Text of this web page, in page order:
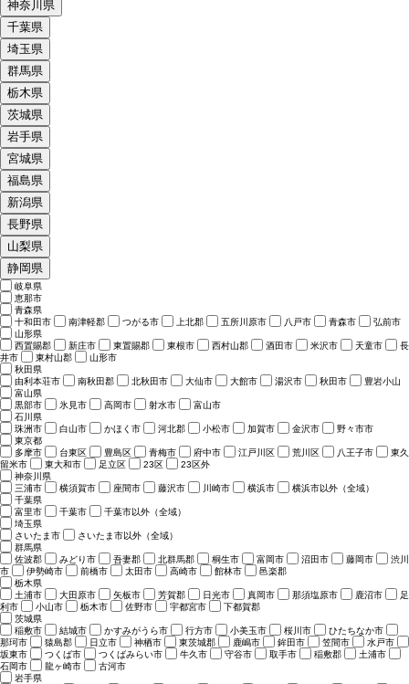
神奈川県
千葉県
埼玉県
群馬県
栃木県
茨城県
岩手県
宮城県
福島県
新潟県
長野県
山梨県
静岡県
岐阜県
恵那市
青森県
十和田市
南津軽郡 つがる市 上北郡 五所川原市 八戸市 青森市
弘前市
山形県
西置賜郡
新庄市 東置賜郡 東根市 西村山郡 酒田市 米沢市 天童市
長
井市
東村山郡
山形市
秋田県
由利本荘市
南秋田郡 北秋田市 大仙市 大館市 湯沢市 秋田市
豊岩小山
富山県
黒部市
氷見市 高岡市 射水市
富山市
石川県
珠洲市
白山市 かほく市 河北郡 小松市 加賀市 金沢市
野々市市
東京都
多摩市
台東区 豊島区 青梅市 府中市 江戸川区 荒川区 八王子市
東久
留米市
東大和市 足立区 23区
23区外
神奈川県
三浦市
横須賀市 座間市 藤沢市 川崎市 横浜市
横浜市以外（全域）
千葉県
富里市
千葉市
千葉市以外（全域）
埼玉県
さいたま市
さいたま市以外（全域）
群馬県
佐波郡
みどり市 吾妻郡 北群馬郡 桐生市 富岡市 沼田市 藤岡市
渋川
市
伊勢崎市 前橋市 太田市 高崎市 館林市
邑楽郡
栃木県
土浦市
大田原市 矢板市 芳賀郡 日光市 真岡市 那須塩原市 鹿沼市
足
利市
小山市 栃木市 佐野市 宇都宮市
下都賀郡
茨城県
稲敷市
結城市 かすみがうら市 行方市 小美玉市 桜川市
ひたちなか市
那珂市
猿島郡 日立市 神栖市 東茨城郡 鹿嶋市 鉾田市 笠間市
水戸市
坂東市
つくば市 つくばみらい市 牛久市 守谷市 取手市 稲敷郡
土浦市
石岡市
龍ヶ崎市
古河市
岩手県